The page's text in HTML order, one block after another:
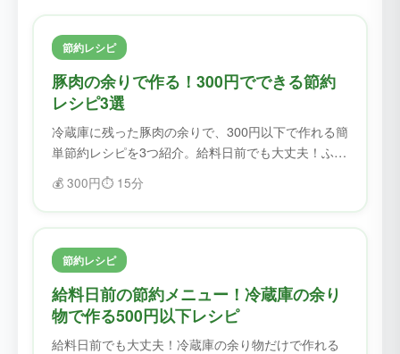
節約レシピ
豚肉の余りで作る！300円でできる節約
レシピ3選
冷蔵庫に残った豚肉の余りで、300円以下で作れる簡
単節約レシピを3つ紹介。給料日前でも大丈夫！ふど
ろすで食材を無駄にせず、美味しく節約。
💰 300円⏱️ 15分
節約レシピ
給料日前の節約メニュー！冷蔵庫の余り
物で作る500円以下レシピ
給料日前でも大丈夫！冷蔵庫の余り物だけで作れる